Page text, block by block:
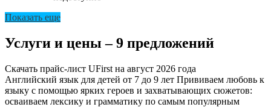
Показать еще
Услуги и цены – 9 предложений
Скачать прайс-лист UFirst на август 2026 года
Английский язык для детей от 7 до 9 лет Прививаем любовь к
языку с помощью ярких героев и захватывающих сюжетов:
осваиваем лексику и грамматику по самым популярным